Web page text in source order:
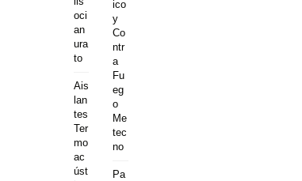
oci
an
ura
to
Ais
lan
tes
Ter
mo
ac
úst
ico
y
Co
ntr
a
Fu
eg
o
Me
tec
no
Pa